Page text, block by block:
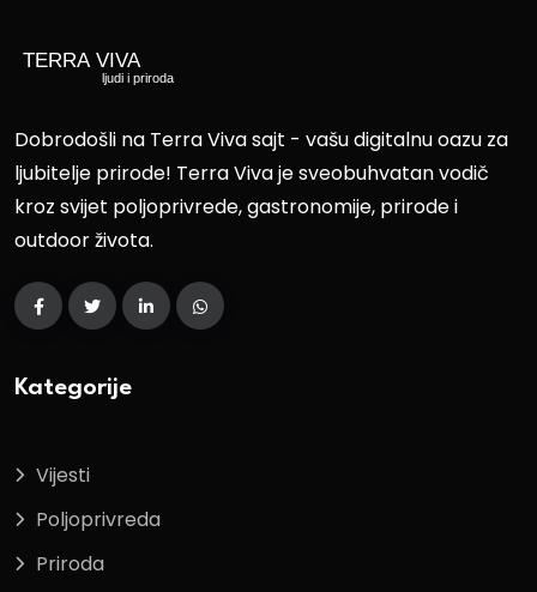
Dobrodošli na Terra Viva sajt - vašu digitalnu oazu za
ljubitelje prirode! Terra Viva je sveobuhvatan vodič
kroz svijet poljoprivrede, gastronomije, prirode i
outdoor života.
Kategorije
Vijesti
Poljoprivreda
Priroda